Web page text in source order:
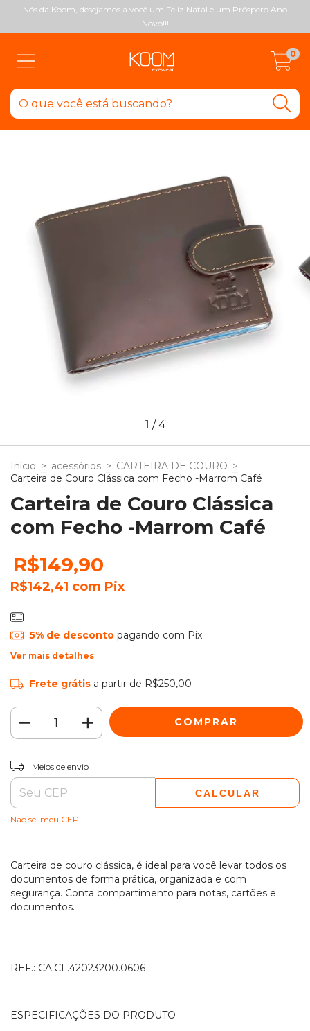
Nós da Koom, desejamos a você um Feliz Natal e um Próspero Ano
Novo!!!
0
1 /4
Início > acessórios > CARTEIRA DE COURO >
Carteira de Couro Clássica com Fecho -Marrom Café
Carteira de Couro Clássica
com Fecho -Marrom Café
R$149,90
R$142,41 com Pix
5% de descontopagando com Pix
Ver mais detalhes
Frete grátis a partir de R$250,00
Entregas para o CEP:
Meios de envio
CALCULAR
Não sei meu CEP
Carteira de couro clássica, é ideal para você levar todos os
documentos de forma prática, organizada e com
segurança. Conta compartimento para notas, cartões e
documentos.
REF.: CA.CL.42023200.0606
ESPECIFICAÇÕES DO PRODUTO